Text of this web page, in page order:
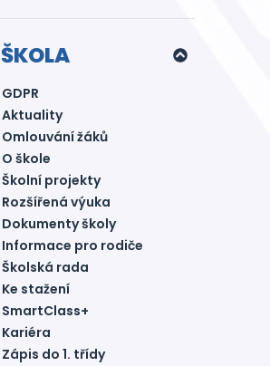
ŠKOLA
GDPR
Aktuality
Omlouvání žáků
O škole
Školní projekty
Rozšířená výuka
Dokumenty školy
Informace pro rodiče
Školská rada
Ke stažení
SmartClass+
Kariéra
Zápis do 1. třídy